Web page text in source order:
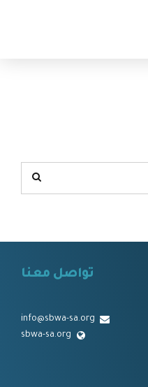
تواصل معنا
info@sbwa-sa.org
sbwa-sa.org